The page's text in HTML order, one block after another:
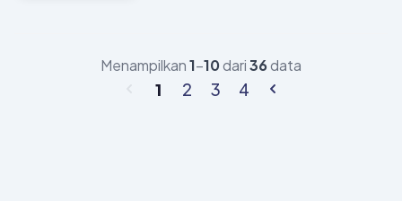
Menampilkan1–10dari36data
1 2 3 4